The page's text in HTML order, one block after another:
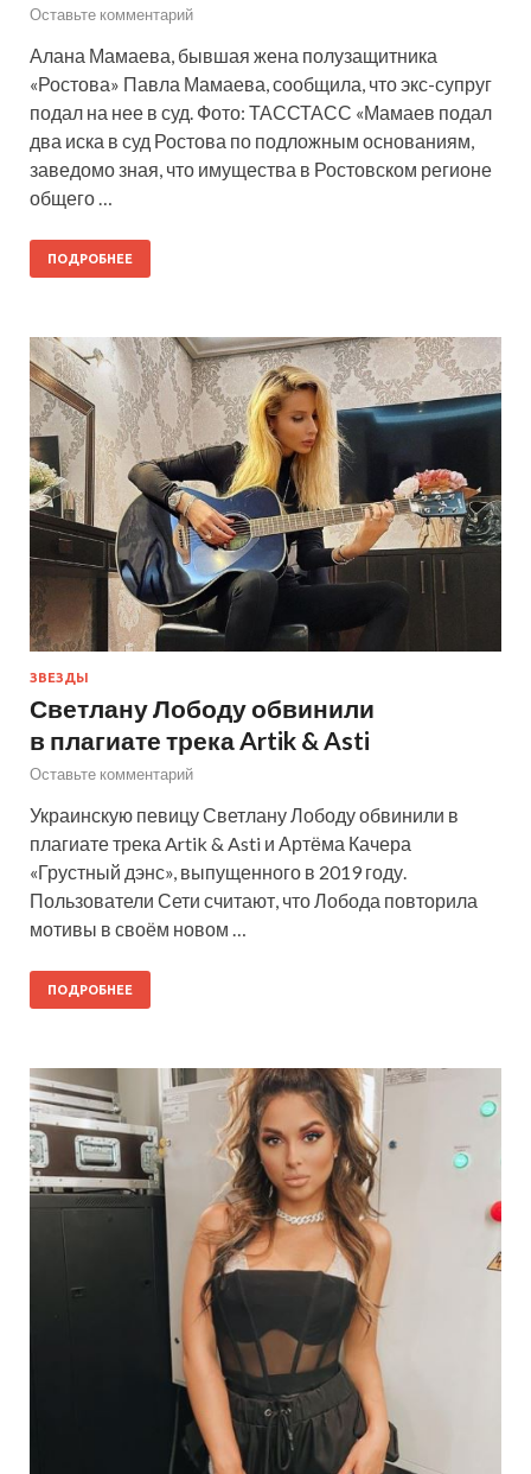
Оставьте комментарий
Алана Мамаева, бывшая жена полузащитника
«Ростова» Павла Мамаева, сообщила, что экс-супруг
подал на нее в суд. Фото: ТАССТАСС «Мамаев подал
два иска в суд Ростова по подложным основаниям,
заведомо зная, что имущества в Ростовском регионе
общего …
ПОДРОБНЕЕ
ЗВЕЗДЫ
Светлану Лободу обвинили
в плагиате трека Artik & Asti
Оставьте комментарий
Украинскую певицу Светлану Лободу обвинили в
плагиате трека Artik & Asti и Артёма Качера
«Грустный дэнс», выпущенного в 2019 году.
Пользователи Сети считают, что Лобода повторила
мотивы в своём новом …
ПОДРОБНЕЕ